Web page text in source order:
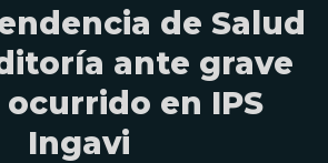
de Salud
ante grave
ocurrido en IPS
Ingavi